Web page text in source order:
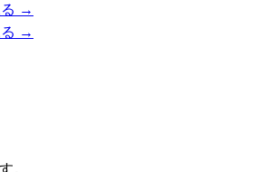
る →
る →
。